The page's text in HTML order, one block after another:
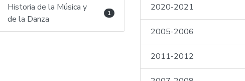
Historia de la Música y
de la Danza
1
2020-2021
2005-2006
2011-2012